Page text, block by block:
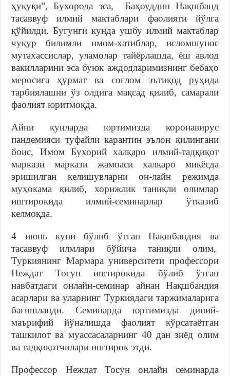
ҳуқуқи”, Бухорода эса, Баҳоуддин Нақшбанд
тасаввуф илмий мактаблари фаолияти йўлга
қўйилди. Бугунги кунда ушбу илмий мактаблар
чуқур билимли имом-хатиблар, исломшунос
мутахассислар, уламолар тайёрлашда, ёш авлод
вакилларини эса буюк аждодларимизнинг бебаҳо
меросига ҳурмат ва соғлом эътиқод руҳида
тарбиялашни ўз олдига мақсад қилиб, самарали
фаолият юритмоқда.
Айни кунларда юртимизда коронавирус
пандемияси туфайли карантин эълон қилингани
боис, Имом Бухорий халқаро илмий-тадқиқот
маркази маркази жамоаси халқаро миқёсда
эришилган келишувларни он-лайн режимда
муҳокама қилиб, хорижлик таниқли олимлар
иштирокида илмий-семинарлар ўтказиб
келмоқда.
4 июнь куни бўлиб ўтган Нақшбандия ва
тасаввуф илмлари бўйича таниқли олим,
Туркиянинг Мармара университети профессори
Неждат Тосун иштирокида бўлиб ўтган
навбатдаги онлайн-семинар айнан Нақшбандия
асарлари ва уларнинг Туркиядаги таржималарига
бағишланди. Семинарда юртимизда диний-
маърифий йўналишда фаолият кўрсатаётган
ташкилот ва муассасаларнинг 40 дан зиёд олим
ва тадқиқотчилари иштирок этди.
Профессор Неждат Тосун онлайн семинарда